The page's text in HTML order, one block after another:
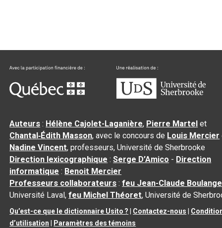
Auteurs : Hélène Cajolet-Laganière, Pierre Martel et
Chantal‑Édith Masson, avec le concours de Louis Mercier
Nadine Vincent, professeurs, Université de Sherbrooke
Direction lexicographique :Serge D’Amico - Direction
informatique : Benoit Mercier
Professeurs collaborateurs :feu Jean-Claude
Université Laval,feu Michel Théoret, Université de
Qu’est-ce que le dictionnaire Usito ? Contactez-nous
d’utilisation
Paramètres des témoins